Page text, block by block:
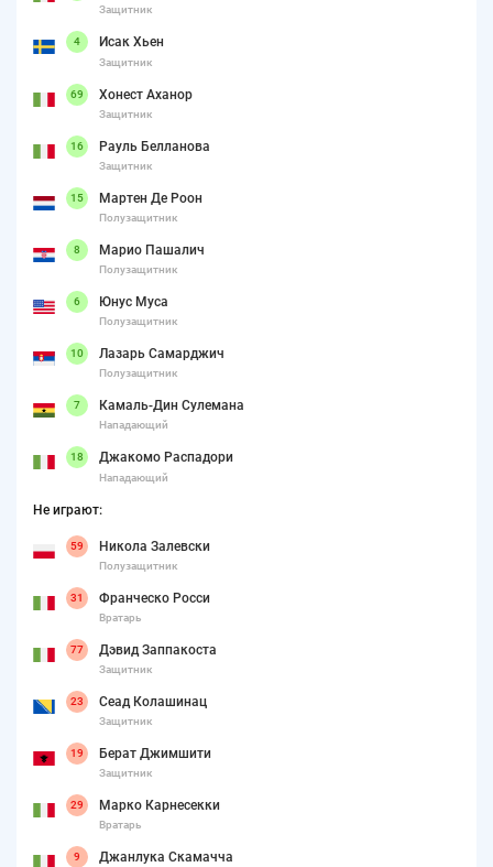
Защитник
4 Исак Хьен
Защитник
69 Хонест Аханор
Защитник
16 Рауль Белланова
Защитник
15 Мартен Де Роон
Полузащитник
8 Марио Пашалич
Полузащитник
6 Юнус Муса
Полузащитник
10 Лазарь Самарджич
Полузащитник
7 Камаль-Дин Сулемана
Нападающий
18 Джакомо Распадори
Нападающий
Не играют:
59 Никола Залевски
Полузащитник
31 Франческо Росси
Вратарь
77 Дэвид Заппакоста
Защитник
23 Сеад Колашинац
Защитник
19 Берат Джимшити
Защитник
29 Марко Карнесекки
Вратарь
9 Джанлука Скамачча